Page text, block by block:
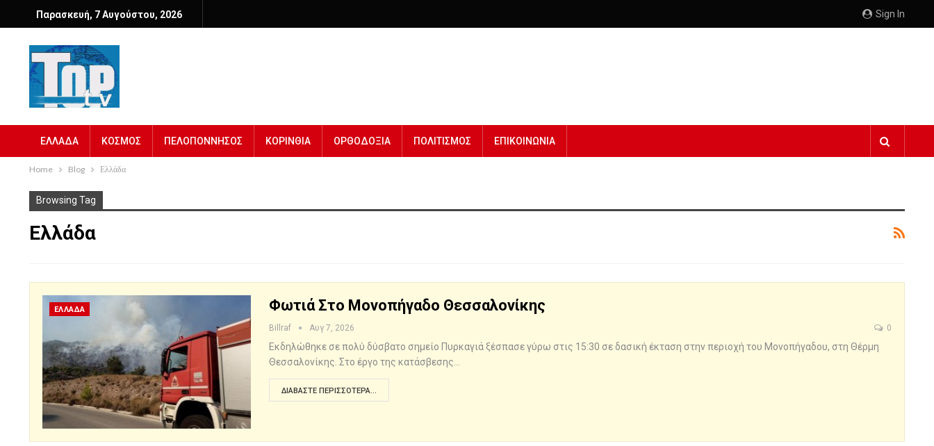
Sign In
Παρασκευή, 7 Αυγούστου, 2026
ΕΛΛΑΔΑ ΚΟΣΜΟΣ ΠΕΛΟΠΟΝΝΗΣΟΣ ΚΟΡΙΝΘΙΑ ΟΡΘΟΔΟΞΙΑ ΠΟΛΙΤΙΣΜΟΣ ΕΠΙΚΟΙΝΩΝΙΑ
Home Blog Ελλάδα
Browsing Tag
Ελλάδα
ΕΛΛΑΔΑ Φωτιά Στο Μονοπήγαδο Θεσσαλονίκης
Billraf Αυγ 7, 2026 0
Εκδηλώθηκε σε πολύ δύσβατο σημείο Πυρκαγιά ξέσπασε γύρω στις 15:30 σε δασική έκταση στην περιοχή του Μονοπήγαδου, στη Θέρμη
Θεσσαλονίκης. Στο έργο της κατάσβεσης…
ΔΙΑΒΆΣΤΕ ΠΕΡΙΣΣΌΤΕΡΑ...